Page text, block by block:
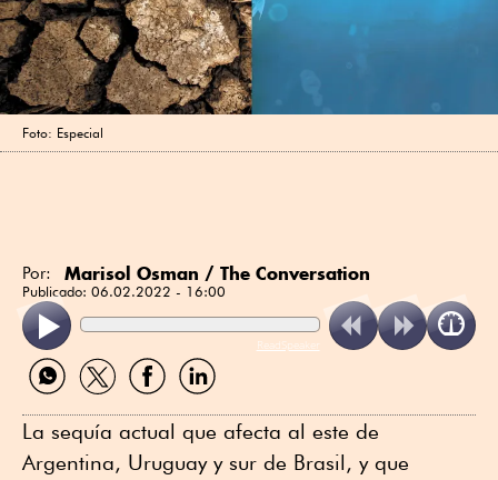
Foto: Especial
Por: Marisol Osman / The Conversation
Publicado: 06.02.2022 - 16:00
ReadSpeaker
Compartir
por
Compartir
por
Compartir
por
Compartir
por
La sequía actual que afecta al este de
Argentina, Uruguay y sur de Brasil, y que